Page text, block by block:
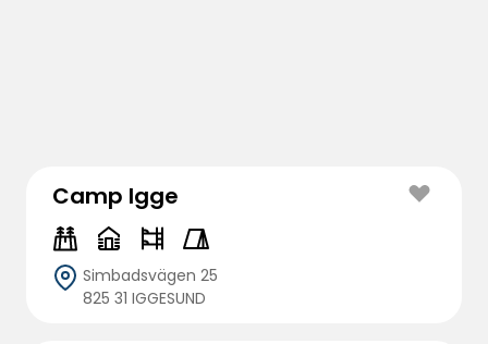
Camp Igge
Simbadsvägen 25
825 31 IGGESUND